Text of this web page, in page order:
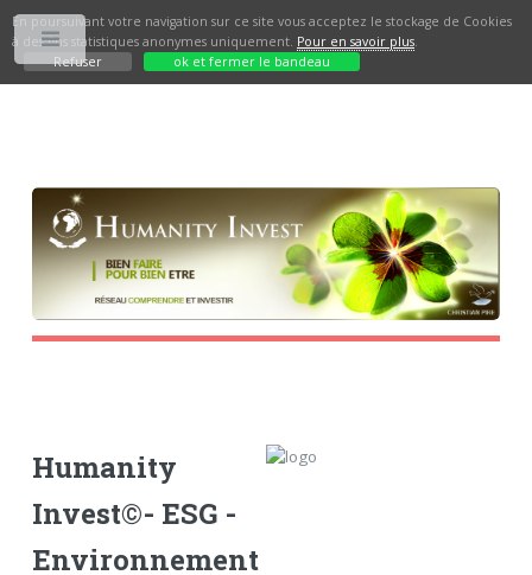
En poursuivant votre navigation sur ce site vous acceptez le stockage de Cookies
à des fins statistiques anonymes uniquement. Pour en savoir plus.
Refuser
ok et fermer le bandeau
Humanity
Invest©- ESG -
Environnement
Toggle